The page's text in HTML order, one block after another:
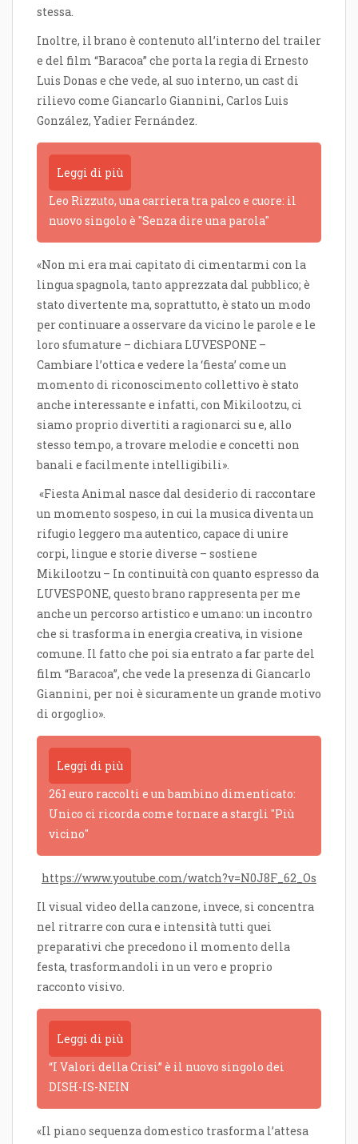
stessa.
Inoltre, il brano è contenuto all’interno del trailer
e del film “Baracoa” che porta la regia di Ernesto
Luis Donas e che vede, al suo interno, un cast di
rilievo come Giancarlo Giannini, Carlos Luis
González, Yadier Fernández.
Leggi di più
Leo Rizzuto, una carriera tra palco e cuore: il
nuovo singolo è "Senza dire una parola"
«Non mi era mai capitato di cimentarmi con la
lingua spagnola, tanto apprezzata dal pubblico; è
stato divertente ma, soprattutto, è stato un modo
per continuare a osservare da vicino le parole e le
loro sfumature – dichiara LUVESPONE –
Cambiare l’ottica e vedere la ‘fiesta’ come un
momento di riconoscimento collettivo è stato
anche interessante e infatti, con Mikilootzu, ci
siamo proprio divertiti a ragionarci su e, allo
stesso tempo, a trovare melodie e concetti non
banali e facilmente intelligibili».
«Fiesta Animal nasce dal desiderio di raccontare
un momento sospeso, in cui la musica diventa un
rifugio leggero ma autentico, capace di unire
corpi, lingue e storie diverse – sostiene
Mikilootzu – In continuità con quanto espresso da
LUVESPONE, questo brano rappresenta per me
anche un percorso artistico e umano: un incontro
che si trasforma in energia creativa, in visione
comune. Il fatto che poi sia entrato a far parte del
film “Baracoa”, che vede la presenza di Giancarlo
Giannini, per noi è sicuramente un grande motivo
di orgoglio».
Leggi di più
261 euro raccolti e un bambino dimenticato:
Unico ci ricorda come tornare a stargli "Più
vicino"
https://www.youtube.com/watch?v=N0J8F_62_Os
Il visual video della canzone, invece, si concentra
nel ritrarre con cura e intensità tutti quei
preparativi che precedono il momento della
festa, trasformandoli in un vero e proprio
racconto visivo.
Leggi di più
“I Valori della Crisi” è il nuovo singolo dei
DISH-IS-NEIN
«Il piano sequenza domestico trasforma l’attesa